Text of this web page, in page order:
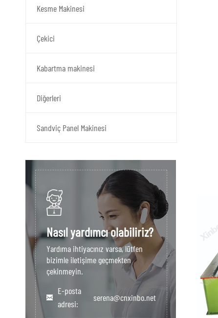
Kesme Makinesi
Çekici
Kabartma makinesi
Diğerleri
Sandviç Panel Makinesi
Nasıl yardımcı olabiliriz?
Yardıma ihtiyacınız varsa, lütfen
bizimle iletişime geçmekten
çekinmeyin.
E-posta
adresi:
serena@cnxinbo.net